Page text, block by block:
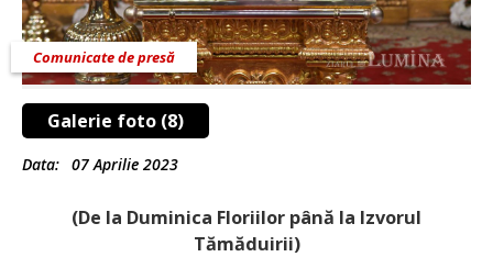
Galerie foto (8)
Comunicate de presă
Data: 07 Aprilie 2023
(De la Duminica Floriilor până la Izvorul
Tămăduirii)